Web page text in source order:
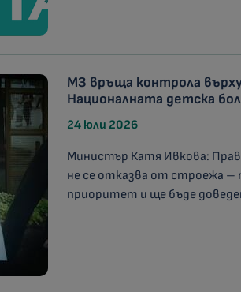
МЗ връща контрола
Националната детска
24 юли 2026
Министър Катя Ивкова:
не се отказва от строежа –
приоритет и ще бъде